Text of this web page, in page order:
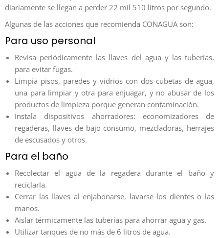
diariamente se llegan a perder 22 mil 510 litros por segundo.
Algunas de las acciones que recomienda CONAGUA son:
Para uso personal
Revisa periódicamente las llaves del agua y las tuberías,
para evitar fugas.
Limpia pisos, paredes y vidrios con dos cubetas de agua,
una para limpiar y otra para enjuagar, y no abusar de los
productos de limpieza porque generan contaminación.
Instala dispositivos ahorradores: economizadores de
regaderas, llaves de bajo consumo, mezcladoras, herrajes
de escusados y otros.
Para el baño
Recolectar el agua de la regadera durante el baño y
reciclarla.
Cerrar las llaves al enjabonarse, lavarse los dientes o las
manos.
Aislar térmicamente las tuberías para ahorrar agua y gas.
Utilizar tanques de no más de 6 litros de agua.